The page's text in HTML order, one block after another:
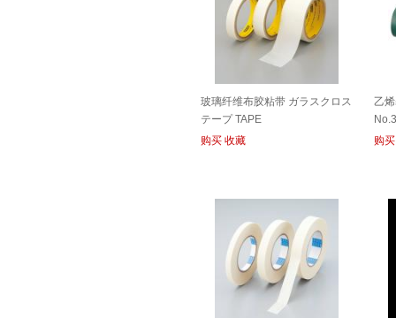
玻璃纤维布胶粘带 ガラスクロス
テープ TAPE
购买 收藏
乙
购买